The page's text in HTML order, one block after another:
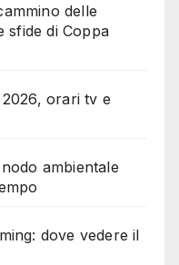
delle
sfide di Coppa
orari tv e
ambientale
dove vedere il